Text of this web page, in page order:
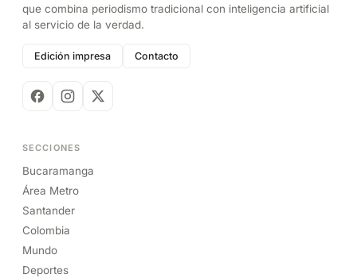
que combina periodismo tradicional con inteligencia artificial
al servicio de la verdad.
Edición impresa Contacto
SECCIONES
Bucaramanga
Área Metro
Santander
Colombia
Mundo
Deportes